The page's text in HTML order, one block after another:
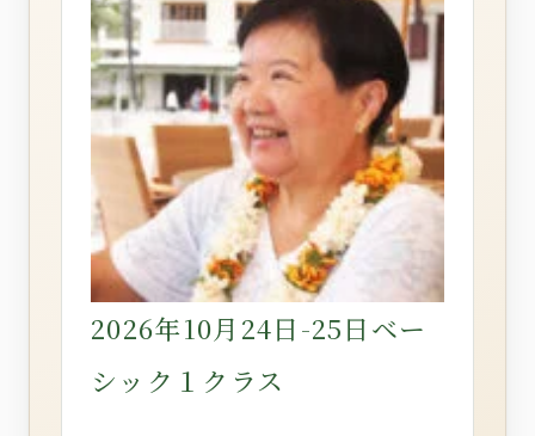
2026年10月24日-25日ベー
シック１クラス